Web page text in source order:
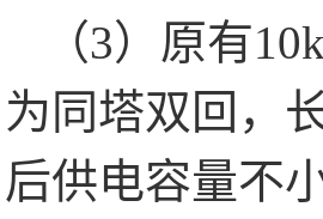
（3）原有
为同塔双回，
后供电容量不